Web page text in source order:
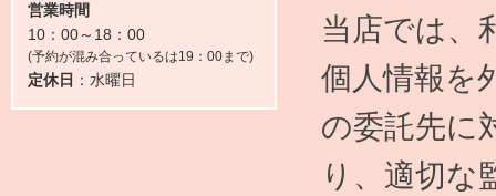
営業時間
10：00～18：00
(予約が混み合っているは19：00まで)
定休日 ：水曜日
当店では、
個人情報を
の委託先に
り、適切な